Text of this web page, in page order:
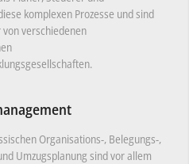
komplexen Prozesse und sind
verschiedenen
Organisations-, Belegungs-,
Umzugsplanung sind vor allem